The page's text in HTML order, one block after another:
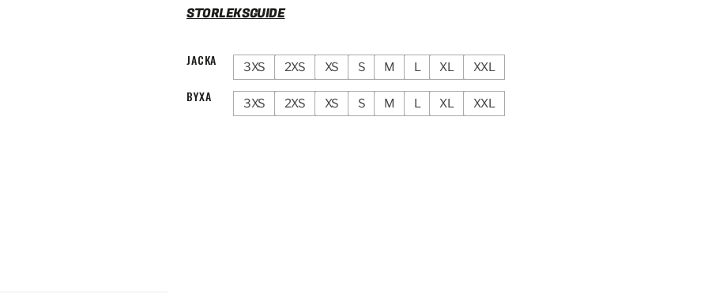
STORLEKSGUIDE
JACKA 3XS 2XS XS S M L XL XXL
BYXA 3XS 2XS XS S M L XL XXL